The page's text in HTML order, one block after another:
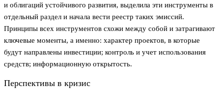
и облигаций устойчивого развития, выделила эти инструменты в
отдельный раздел и начала вести реестр таких эмиссий.
Принципы всех инструментов схожи между собой и затрагивают
ключевые моменты, а именно: характер проектов, в которые
будут направлены инвестиции; контроль и учет использования
средств; информационную открытость.
Перспективы в кризис